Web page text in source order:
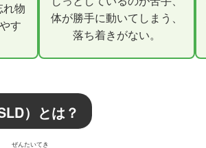
れ物
す
体が勝手に動いてしまう、
落ち着きがない。
）とは？
ぜんたいてき